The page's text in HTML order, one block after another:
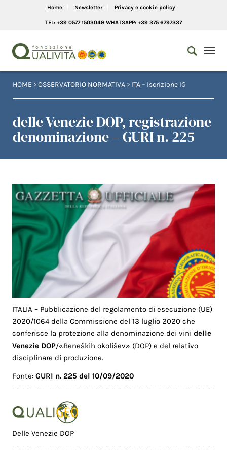
Home Newsletter Privacy e cookie policy
TEL: +39 0577 1503049 WHATSAPP: +39 375 6797337
HOME >OSSERVATORIO NORMATIVA > ITA – Iscrizione IG
delle Venezie DOP, registrazione
denominazione – GURI n. 225
ITALIA – Pubblicazione del regolamento di esecuzione (UE)
2020/1064 della Commissione del 13 luglio 2020 che
conferisce la protezione alla denominazione dei vinidelle
Venezie DOP/«Beneških okolišev» (DOP) e del relativo
disciplinare di produzione.
Fonte:GURI n. 225 del 10/09/2020
Delle Venezie DOP